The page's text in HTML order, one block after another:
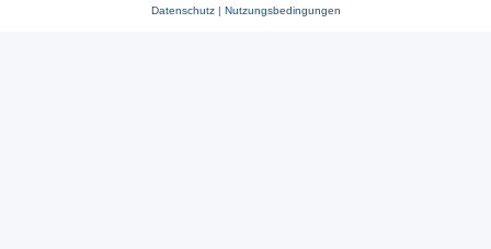
Datenschutz| Nutzungsbedingungen